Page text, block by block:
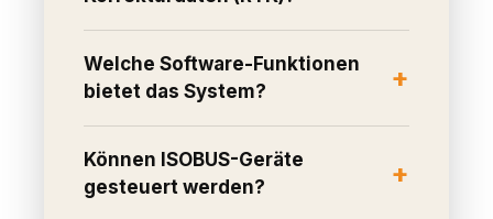
Welche Software-Funktionen
bietet das System?
Können ISOBUS-Geräte
gesteuert werden?